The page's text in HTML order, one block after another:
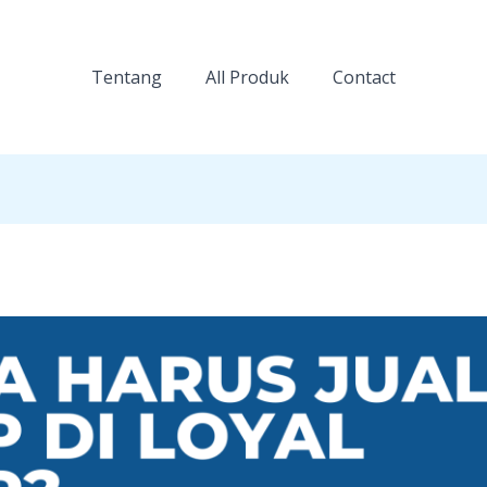
Tentang All Produk Contact